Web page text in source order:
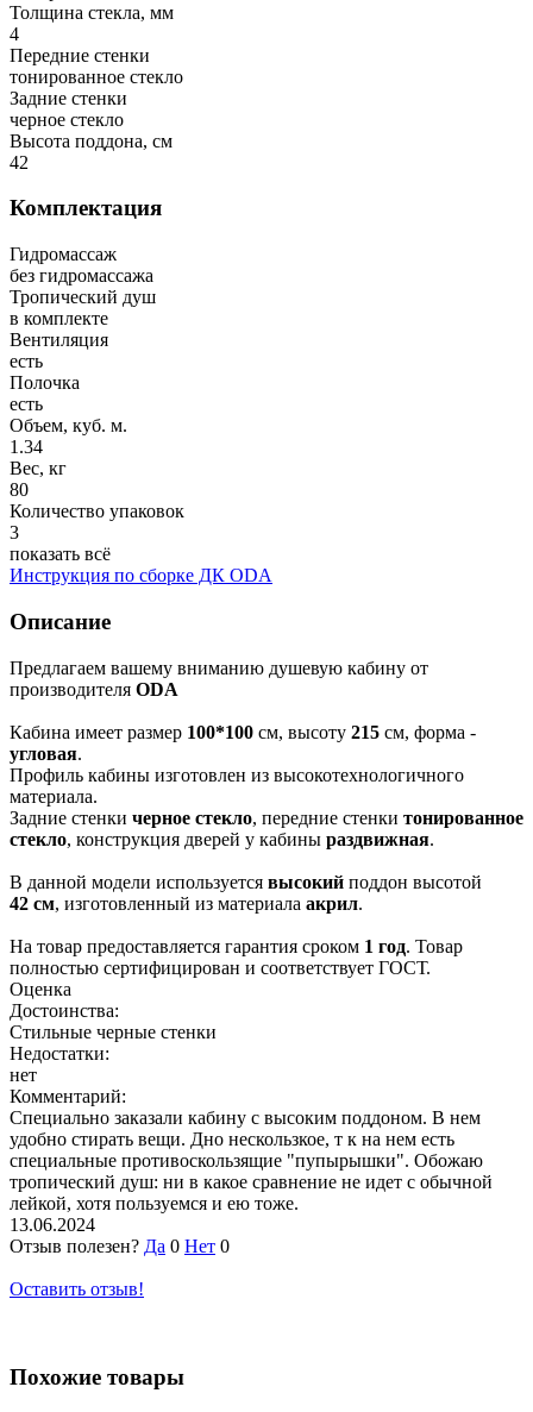
Толщина стекла, мм
4
Передние стенки
тонированное стекло
Задние стенки
черное стекло
Высота поддона, см
42
Комплектация
Гидромассаж
без гидромассажа
Тропический душ
в комплекте
Вентиляция
есть
Полочка
есть
Объем, куб. м.
1.34
Вес, кг
80
Количество упаковок
3
показать всё
Инструкция по сборке ДК ODA
Описание
Предлагаем вашему вниманию душевую кабину от
производителя ODA
Кабина имеет размер 100*100 см, высоту 215 см, форма -
угловая.
Профиль кабины изготовлен из высокотехнологичного
материала.
Задние стенки черное стекло, передние стенки тонированное
стекло, конструкция дверей у кабины раздвижная.
В данной модели используется высокий поддон высотой
42 см, изготовленный из материала акрил.
На товар предоставляется гарантия сроком 1 год. Товар
полностью сертифицирован и соответствует ГОСТ.
Оценка
Достоинства:
Стильные черные стенки
Недостатки:
нет
Комментарий:
Специально заказали кабину с высоким поддоном. В нем
удобно стирать вещи. Дно нескользкое, т к на нем есть
специальные противоскользящие "пупырышки". Обожаю
тропический душ: ни в какое сравнение не идет с обычной
лейкой, хотя пользуемся и ею тоже.
13.06.2024
Отзыв полезен? Да 0 Нет 0
Оставить отзыв!
Похожие товары